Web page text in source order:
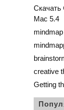
Скачать
Mac 5.4
creative
Getting